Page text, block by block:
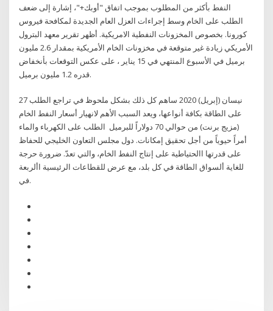
النفط بأكثر من المطلوب بموجب اتفاق "أوبك+"، إشارة إلى ضعف
الطلب على الخام وسط إجراءات العزل العام الجديدة لمكافحة فيروس
كورونا. بخصوص المخزونات النفطية الامريكية. أظهر تقرير معهد البترول
الأمريكي زيادة غير متوقعة في مخزونات الخام الأمريكية بمقدار 2.6 مليون
برميل في الأسبوع المنتهي في 15 يناير ، على عكس التوقعات بأنخفاض
قدره 1.2 مليون برميل.
27 نيسان (إبريل) 2020 ساهم كل ذلك بشكل ملحوظ في تراجع الطلب
على الطاقة بكافة أنواعها، ويعد السبب الأهم لانهيار أسعار النفط الخام
(مزيج برنت) من حوالي 70 دولاراً للبرميل الطلب على الكهرباء والماء
أمراً حيوياً من أجل تحقيق إمكانات. دول مجلس التعاون الخليجي للحفاظ
على قدرتها االحتياطية على إنتاج النفط الخام، والتي تعدّ. ضرورة حرجة
للغاية ألسواق الطاقة في كل بلد، مع عرض للقطاعات الرئيسية األربعة
في.